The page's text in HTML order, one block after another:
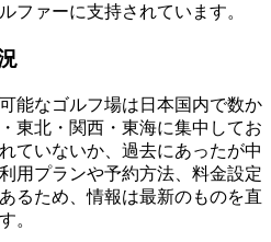
ファーに支持されています。
能なゴルフ場は日本国内で数か
東北・関西・東海に集中してお
ていないか、過去にあったが中
用プランや予約方法、料金設定
るため、情報は最新のものを直
。